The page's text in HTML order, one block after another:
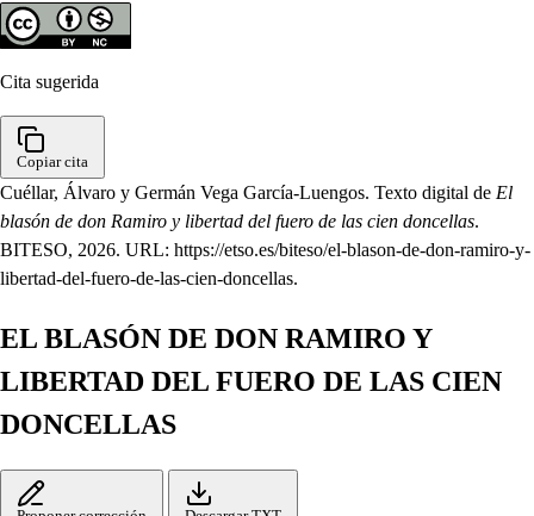
Cita sugerida
Copiar cita
Cuéllar, Álvaro y Germán Vega García-Luengos. Texto digital de El
blasón de don Ramiro y libertad del fuero de las cien doncellas.
BITESO, 2026. URL: https://etso.es/biteso/el-blason-de-don-ramiro-y-
libertad-del-fuero-de-las-cien-doncellas.
EL BLASÓN DE DON RAMIRO Y
LIBERTAD DEL FUERO DE LAS CIEN
DONCELLAS